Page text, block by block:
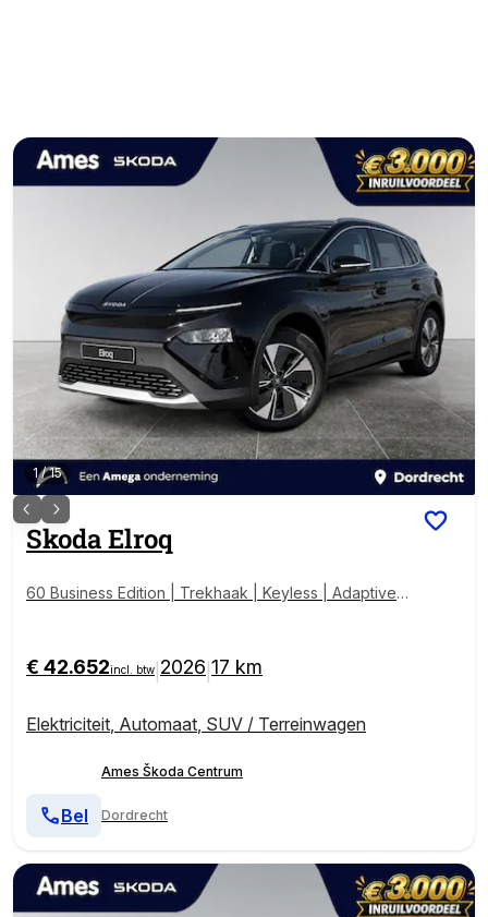
1/15
SkodaElroq
60 Business Edition | Trekhaak | Keyless | Adaptive
€ 42.652incl. btw 2026 17 km
Elektriciteit, Automaat, SUV / Terreinwagen
Ames Škoda Centrum
Dordrecht
Bel